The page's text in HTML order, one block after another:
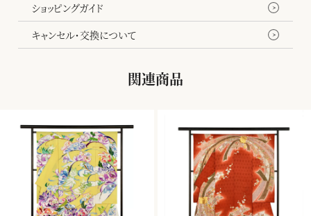
ショッピングガイド
キャンセル・交換について
関連商品